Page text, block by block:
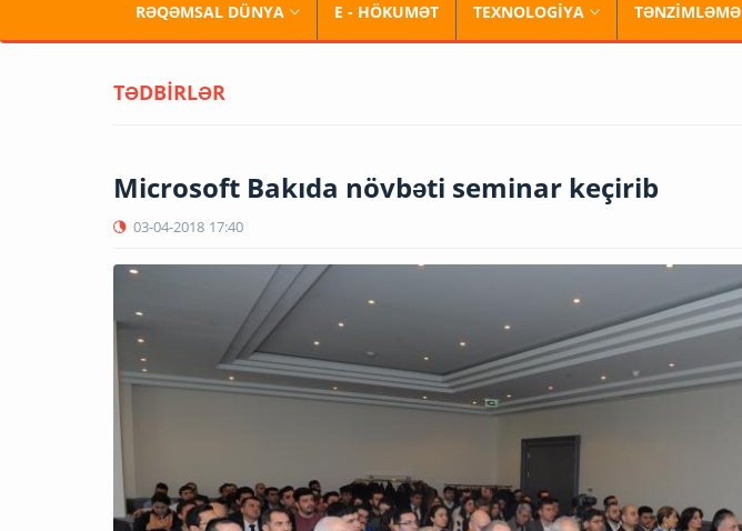
RƏQƏMSAL DÜNYA E - HÖKUMƏT TEXNOLOGİYA TƏNZİMLƏMƏ
TƏDBİRLƏR
Microsoft Bakıda növbəti seminar keçirib
03-04-2018 17:40